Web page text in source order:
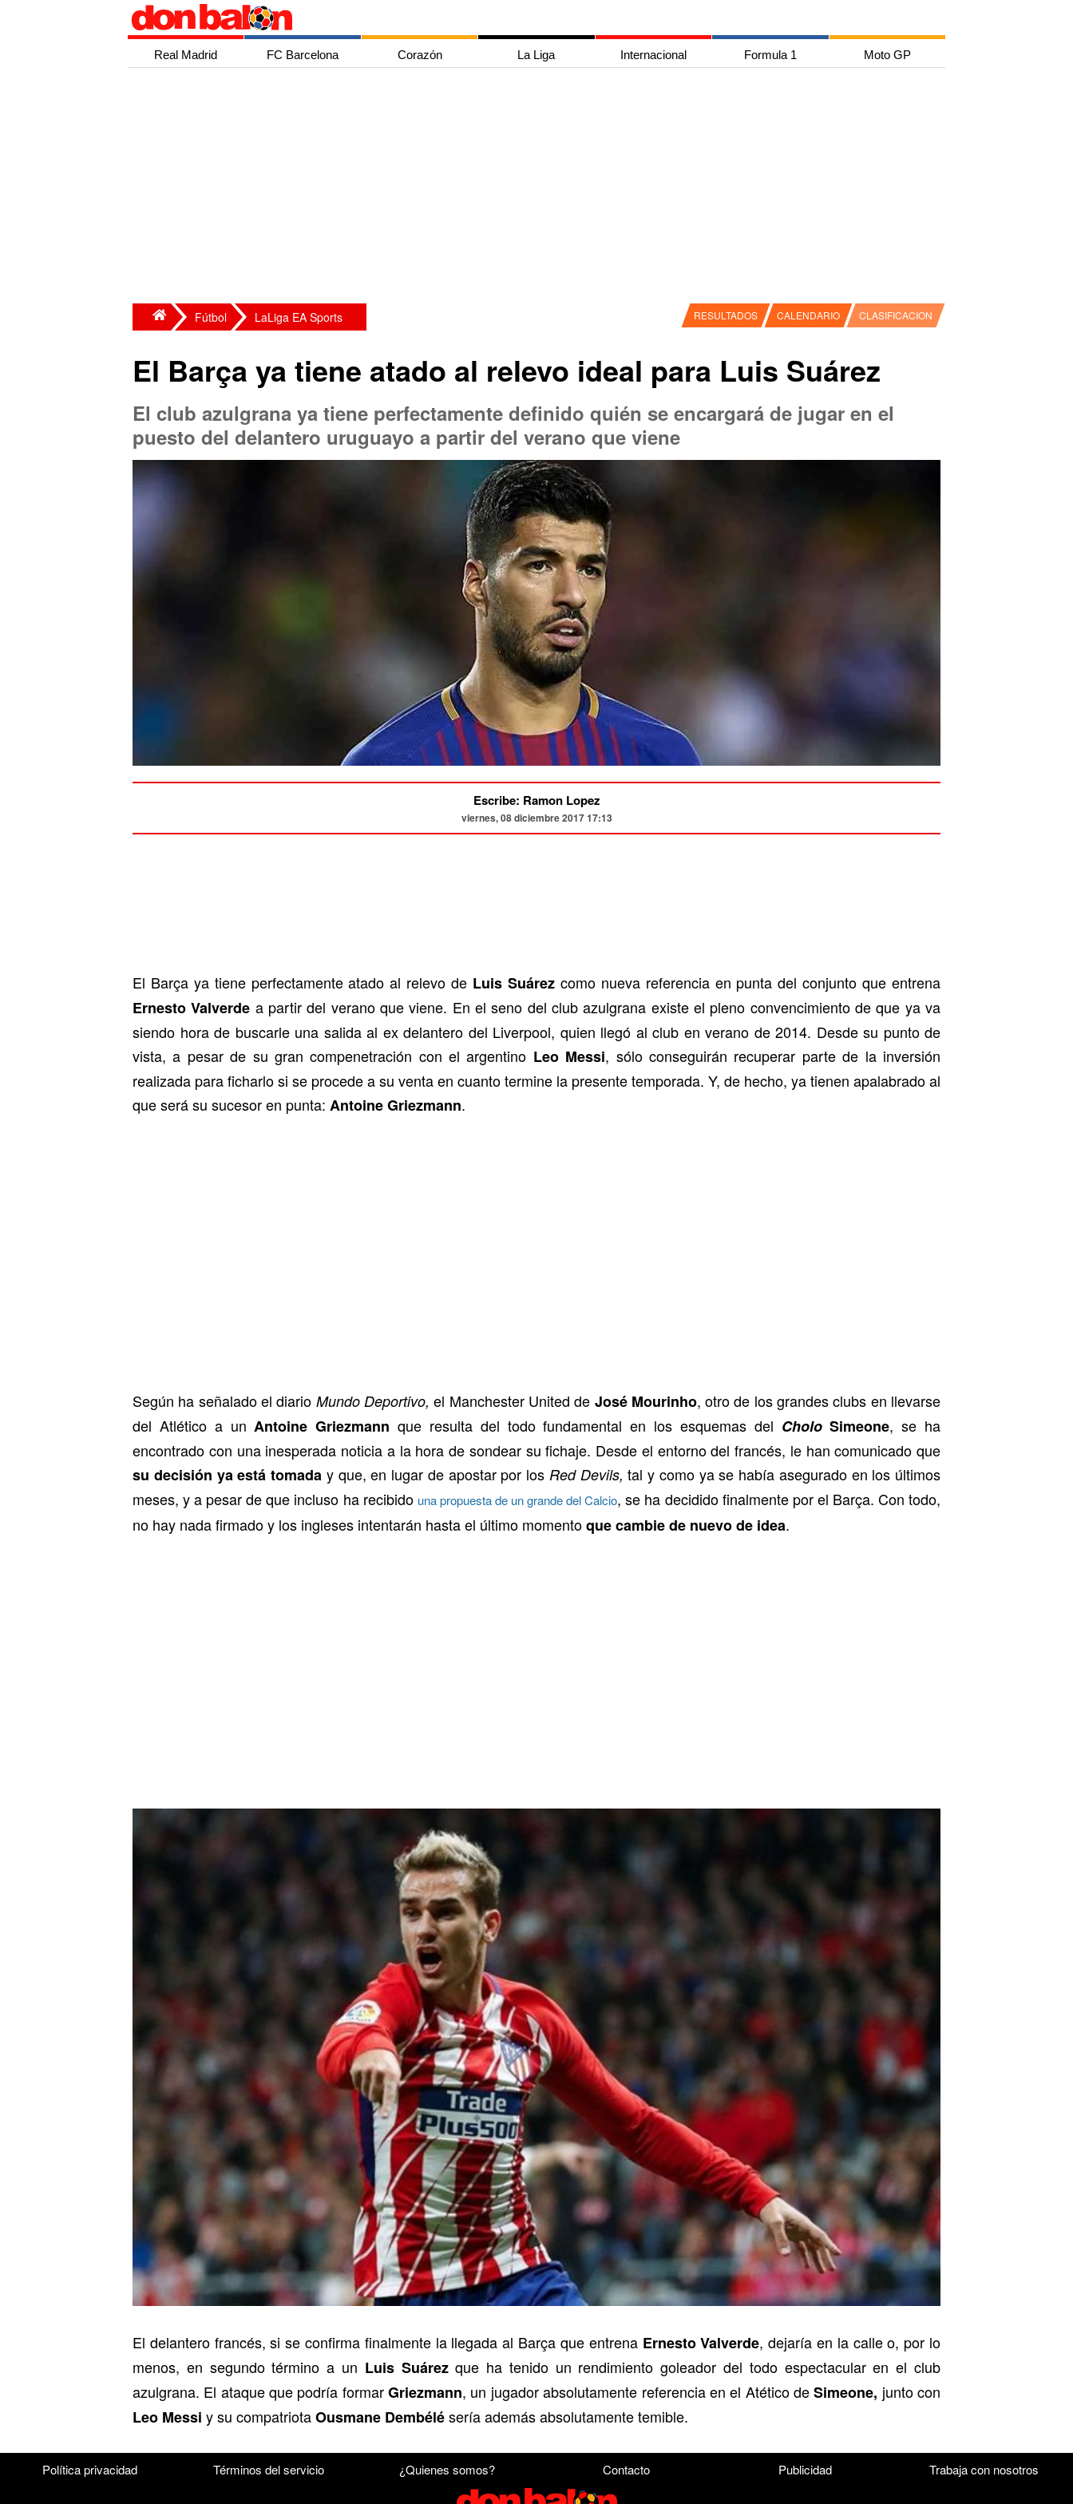
Real Madrid FC Barcelona Corazón La Liga Internacional Formula 1 Moto GP
Fútbol LaLiga EA Sports RESULTADOS CALENDARIO CLASIFICACION
El Barça ya tiene atado al relevo ideal para Luis Suárez
El club azulgrana ya tiene perfectamente definido quién se encargará de jugar en el
puesto del delantero uruguayo a partir del verano que viene
Escribe: Ramon Lopez
viernes, 08 diciembre 2017 17:13
El Barça ya tiene perfectamente atado al relevo de Luis Suárezcomo nueva referencia en punta del conjunto que entrena
Ernesto Valverde a partir del verano que viene. En el seno del club azulgrana existe el pleno convencimiento de que ya va
siendo hora de buscarle una salida al ex delantero del Liverpool, quien llegó al club en verano de 2014. Desde su punto de
vista, a pesar de su gran compenetración con el argentino Leo Messi, sólo conseguirán recuperar parte de la inversión
realizada para ficharlo si se procede a su venta en cuanto termine la presente temporada. Y, de hecho, ya tienen apalabrado al
que será su sucesor en punta: Antoine Griezmann.
Según ha señalado el diario Mundo Deportivo,el Manchester United de José Mourinho, otro de los grandes clubs en llevarse
del Atlético a un Antoine Griezmann que resulta del todo fundamental en los esquemas del CholoSimeone, se ha
encontrado con una inesperada noticia a la hora de sondear su fichaje. Desde el entorno del francés, le han comunicado que
su decisión ya está tomada y que, en lugar de apostar por los Red Devils,tal y como ya se había asegurado en los últimos
meses, y a pesar de que incluso ha recibido una propuesta de un grande del Calcio, se ha decidido finalmente por el Barça. Con todo,
no hay nada firmado y los ingleses intentarán hasta el último momentoque cambie de nuevo de idea.
El delantero francés, si se confirma finalmente la llegada al Barça que entrena Ernesto Valverde, dejaría en la calle o, por lo
menos, en segundo término a un Luis Suárezque ha tenido un rendimiento goleador del todo espectacular en el club
azulgrana. El ataque que podría formarGriezmann, un jugador absolutamente referencia en el Atético deSimeone, junto con
Leo Messi y su compatriotaOusmane Dembélésería además absolutamente temible.
Política privacidad Términos del servicio ¿Quienes somos? Contacto Publicidad Trabaja con nosotros